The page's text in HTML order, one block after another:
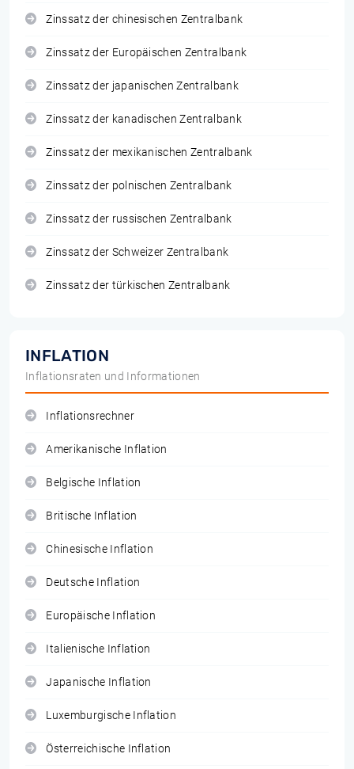
Zinssatz der chinesischen Zentralbank
Zinssatz der Europäischen Zentralbank
Zinssatz der japanischen Zentralbank
Zinssatz der kanadischen Zentralbank
Zinssatz der mexikanischen Zentralbank
Zinssatz der polnischen Zentralbank
Zinssatz der russischen Zentralbank
Zinssatz der Schweizer Zentralbank
Zinssatz der türkischen Zentralbank
INFLATION
Inflationsraten und Informationen
Inflationsrechner
Amerikanische Inflation
Belgische Inflation
Britische Inflation
Chinesische Inflation
Deutsche Inflation
Europäische Inflation
Italienische Inflation
Japanische Inflation
Luxemburgische Inflation
Österreichische Inflation